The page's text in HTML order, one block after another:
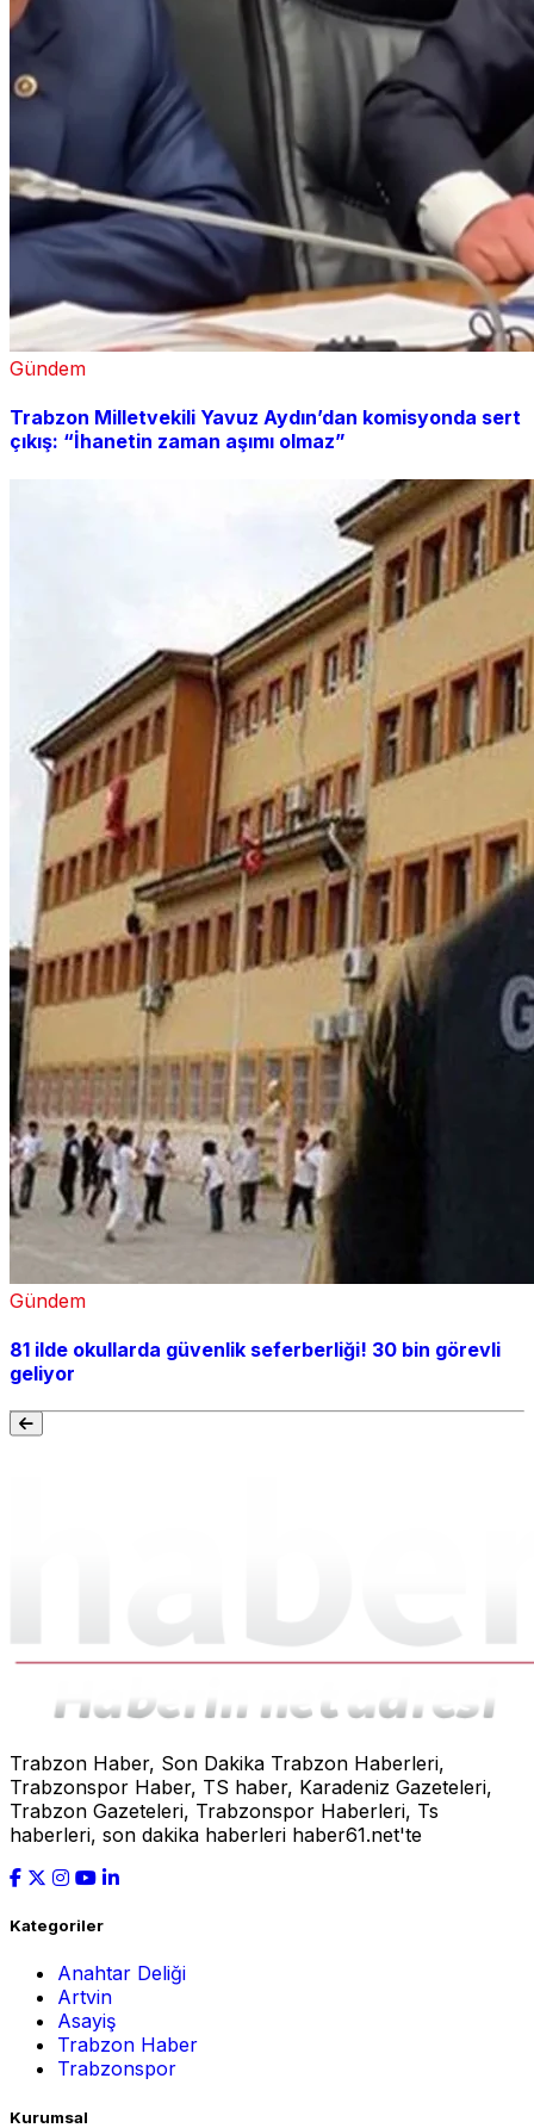
Gündem
Trabzon Milletvekili Yavuz Aydın’dan komisyonda sert
çıkış: “İhanetin zaman aşımı olmaz”
Gündem
81 ilde okullarda güvenlik seferberliği! 30 bin görevli
geliyor
Trabzon Haber, Son Dakika Trabzon Haberleri,
Trabzonspor Haber, TS haber, Karadeniz Gazeteleri,
Trabzon Gazeteleri, Trabzonspor Haberleri, Ts
haberleri, son dakika haberleri haber61.net'te
Kategoriler
Anahtar Deliği
Artvin
Asayiş
Trabzon Haber
Trabzonspor
Kurumsal